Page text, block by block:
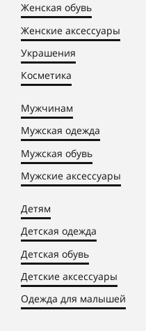
Женская обувь
Женские аксессуары
Украшения
Косметика
Мужчинам
Мужская одежда
Мужская обувь
Мужские аксессуары
Детям
Детская одежда
Детская обувь
Детские аксессуары
Одежда для малышей